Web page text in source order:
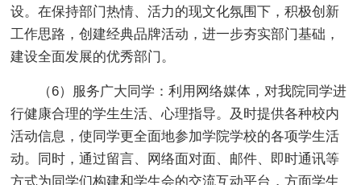
设。在保持部门热情、活力的现文化氛围下，积极创新
工作思路，创建经典品牌活动，进一步夯实部门基础，
建设全面发展的优秀部门。
（6）服务广大同学：利用网络媒体，对我院同学进
行健康合理的学生生活、心理指导。及时提供各种校内
活动信息，使同学更全面地参加学院学校的各项学生活
动。同时，通过留言、网络面对面、邮件、即时通讯等
方式为同学们构建和学生会的交流互动平台，方面学生